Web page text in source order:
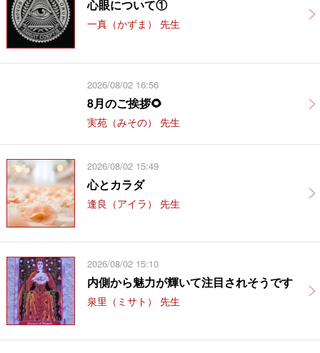
心眼について①
一真（かずま） 先生
2026/08/02 16:56
8月のご挨拶🌻
実苑（みその） 先生
2026/08/02 15:49
心とカラダ
逢良（アイラ） 先生
2026/08/02 15:10
内側から魅力が輝いて注目されそうです
泉里（ミサト） 先生